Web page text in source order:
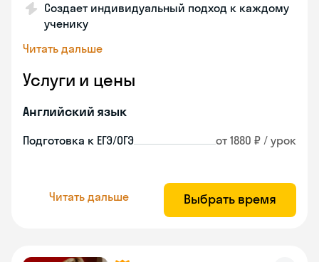
Создает индивидуальный подход к каждому
ученику
Читать дальше
Услуги и цены
Английский язык
Подготовка к ЕГЭ/ОГЭ от 1880 ₽ / урок
Читать дальше Выбрать время